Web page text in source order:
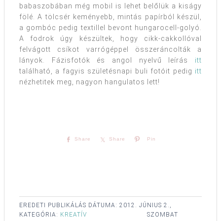
babaszobában még mobil is lehet belőlük a kiságy
fölé. A tölcsér keményebb, mintás papírból készül,
a gombóc pedig textillel bevont hungarocell-golyó.
A fodrok úgy készültek, hogy cikk-cakkollóval
felvágott csíkot varrógéppel összeráncolták a
lányok. Fázisfotók és angol nyelvű leírás itt
található, a fagyis születésnapi buli fotóit pedig itt
nézhetitek meg, nagyon hangulatos lett!
Share Share Pin
EREDETI PUBLIKÁLÁS DÁTUMA: 2012. JÚNIUS 2.,
SZOMBAT
KATEGÓRIA: KREATÍV